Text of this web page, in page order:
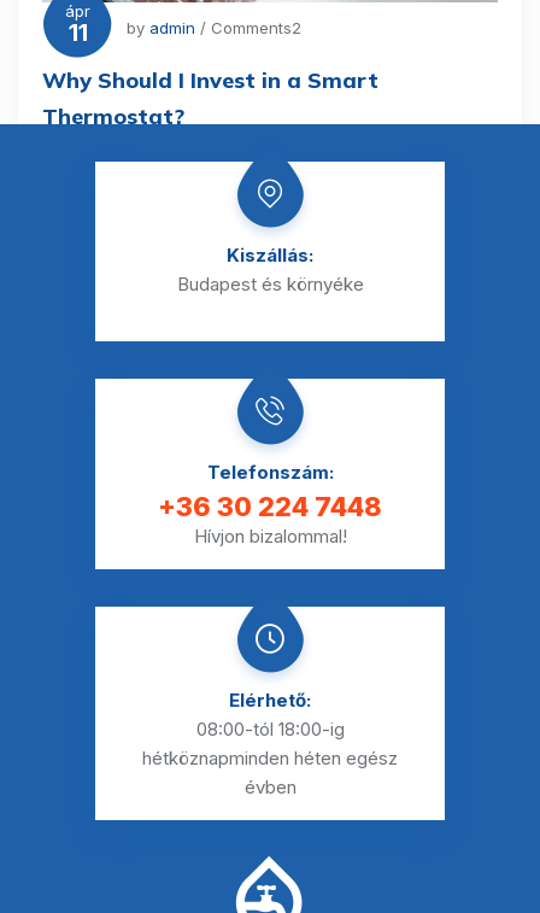
ápr
11 by admin / Comments2
Why Should I Invest in a Smart
Thermostat?
Kiszállás:
Budapest és környéke
Telefonszám:
+36 30 224 7448
Hívjon bizalommal!
Elérhető:
08:00-tól 18:00-ig
hétköznapminden héten egész
évben